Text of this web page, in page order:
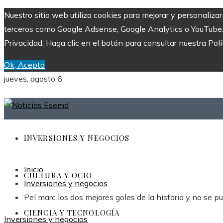
Nuestro sitio web utiliza cookies para mejorar y
terceros como Google Adsense, Google Analytics o
Privacidad. Haga clic en el botón para consultar nuestra
Ok, Acepto
jueves, agosto 6
INVERSIONES Y NEGOCIOS
CULTURA Y OCIO
CIENCIA Y TECNOLOGÍA
Inicio
Inversiones y negocios
Pel marc los dos mejores goles de la historia y no se
Inversiones y negocios